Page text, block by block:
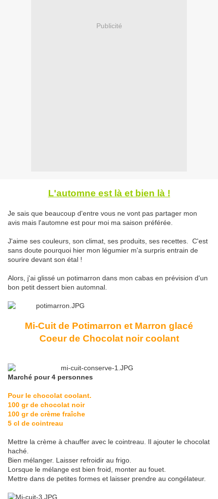
Publicité
L'automne est là et bien là !
Je sais que beaucoup d'entre vous ne vont pas partager mon
avis mais l'automne est pour moi ma saison préférée.
J'aime ses couleurs, son climat, ses produits, ses recettes. C'est
sans doute pourquoi hier mon légumier m'a surpris entrain de
sourire devant son étal !
Alors, j'ai glissé un potimarron dans mon cabas en prévision d'un
bon petit dessert bien automnal.
Mi-Cuit de Potimarron et Marron glacé
Coeur de Chocolat noir coolant
Marché pour 4 personnes
Pour le chocolat coolant.
100 gr de chocolat noir
100 gr de crème fraîche
5 cl de cointreau
Mettre la crème à chauffer avec le cointreau. Il ajouter le chocolat
haché.
Bien mélanger. Laisser refroidir au frigo.
Lorsque le mélange est bien froid, monter au fouet.
Mettre dans de petites formes et laisser prendre au congélateur.